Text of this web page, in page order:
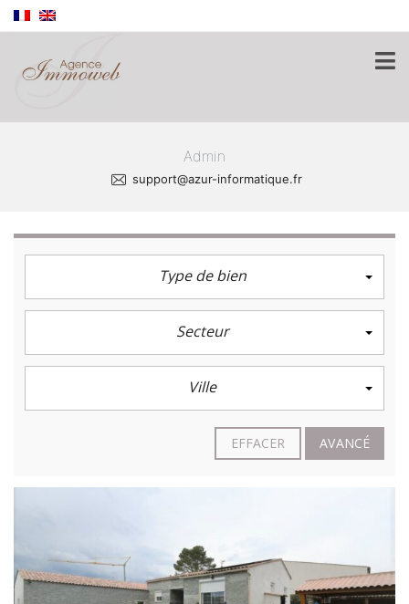
admin
support@azur-informatique.fr
Type de bien
Secteur
Ville
EFFACER AVANCÉ